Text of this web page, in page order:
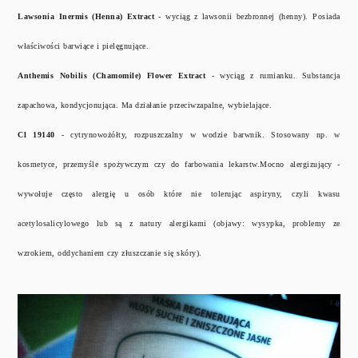
Lawsonia Inermis (Henna) Extract - wyciąg z lawsonii bezbronnej (henny). Posiada
właściwości barwiące i pielęgnujące.
Anthemis Nobilis (Chamomile) Flower Extract - wyciąg z rumianku. Substancja
zapachowa, kondycjonująca. Ma działanie przeciwzapalne, wybielające.
Cl 19140 - cytrynowożółty, rozpuszczalny w wodzie barwnik. Stosowany np. w
kosmetyce, przemyśle spożywczym czy do farbowania lekarstw.Mocno alergizujący -
wywołuje często alergię u osób które nie tolerując aspiryny, czyli kwasu
acetylosalicylowego lub są z natury alergikami (objawy: wysypka, problemy ze
wzrokiem, oddychaniem czy złuszczanie się skóry).